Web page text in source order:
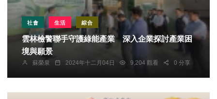
社會 生活 綜合
雲林檢警聯手守護綠能產業 深入企業探討產業困
境與願景
蘇榮泉 2024年十二月04日 9,204 觀看 0 分享